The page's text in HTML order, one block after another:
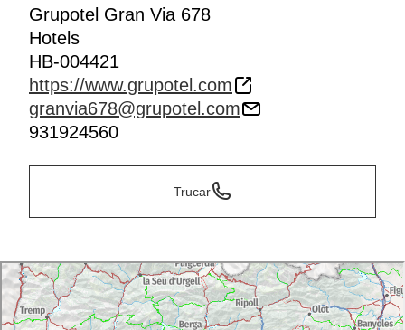
Grupotel Gran Via 678
Hotels
HB-004421
https://www.grupotel.com
granvia678@grupotel.com
931924560
Trucar